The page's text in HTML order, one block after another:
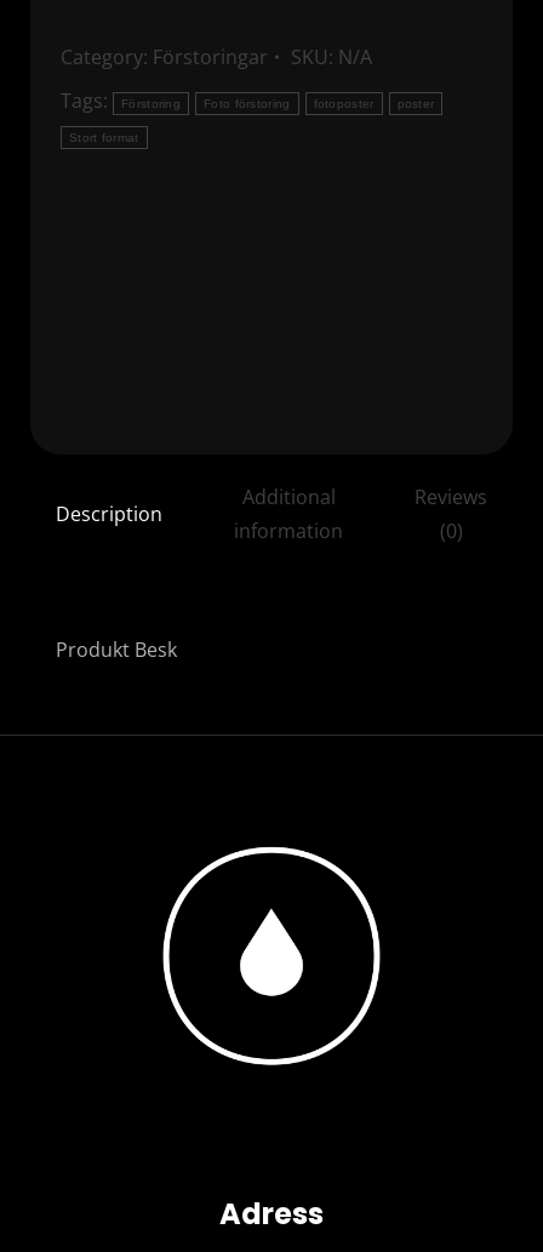
Category: Förstoringar SKU: N/A
Tags:
Förstoring Foto förstoring fotoposter poster
Stort format
Description
Additional
information
Reviews
(0)
Produkt Besk
Adress